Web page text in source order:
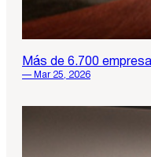
Más de 6.700
— Mar 25, 2026